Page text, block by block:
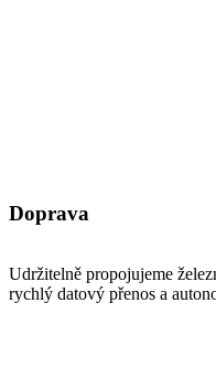
Doprava
Udržitelně propojujeme
rychlý datový přenos a